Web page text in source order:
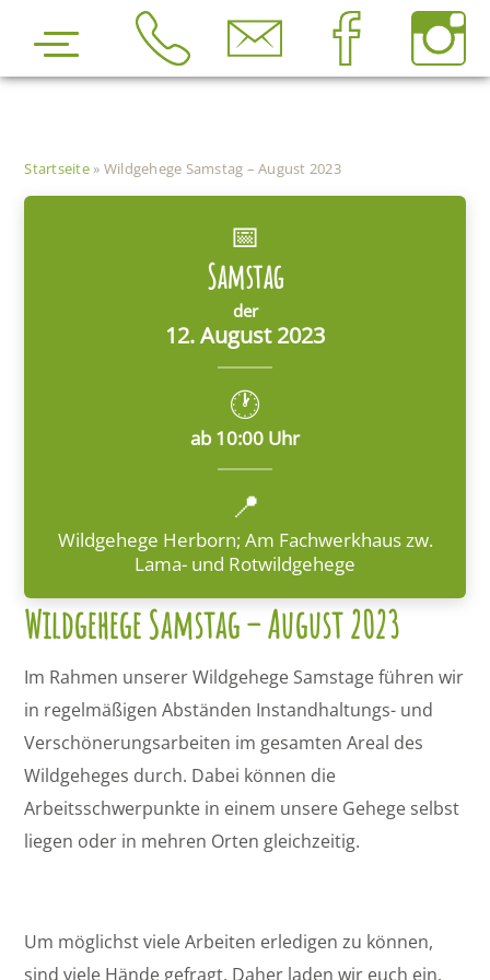
Inhalt
Startseite» Wildgehege Samstag – August 2023
Wildgehege Samstag – August 2023
Im Rahmen unserer Wildgehege Samstage führen wir
in regelmäßigen Abständen Instandhaltungs- und
Verschönerungsarbeiten im gesamten Areal des
Wildgeheges durch. Dabei können die
Arbeitsschwerpunkte in einem unsere Gehege selbst
liegen oder in mehren Orten gleichzeitig.
Um möglichst viele Arbeiten erledigen zu können,
sind viele Hände gefragt. Daher laden wir euch ein,
📅
Samstag
der
12. August 2023
🕐
ab 10:00 Uhr
📍
Wildgehege Herborn; Am Fachwerkhaus zw.
Lama- und Rotwildgehege